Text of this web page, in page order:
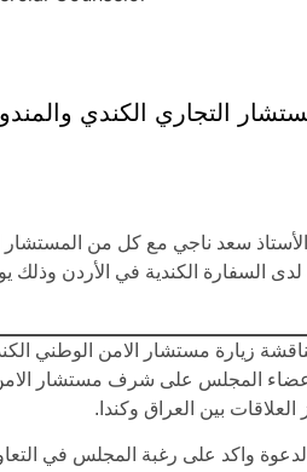
التجاري الكندي
سعد ناجي مع كل من المستشار
زيارة مستشار الامن الوطني
المجلس على شرف مستشار
العلاقات بين العراق وكندا.
واكد على رغبة المجلس في